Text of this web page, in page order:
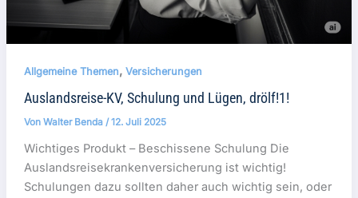
Allgemeine Themen, Versicherungen
Auslandsreise-KV, Schulung und Lügen, drölf!1!
Von Walter Benda /12. Juli 2025
Wichtiges Produkt – Beschissene Schulung Die
Auslandsreisekrankenversicherung ist wichtig!
Schulungen dazu sollten daher auch wichtig sein, oder